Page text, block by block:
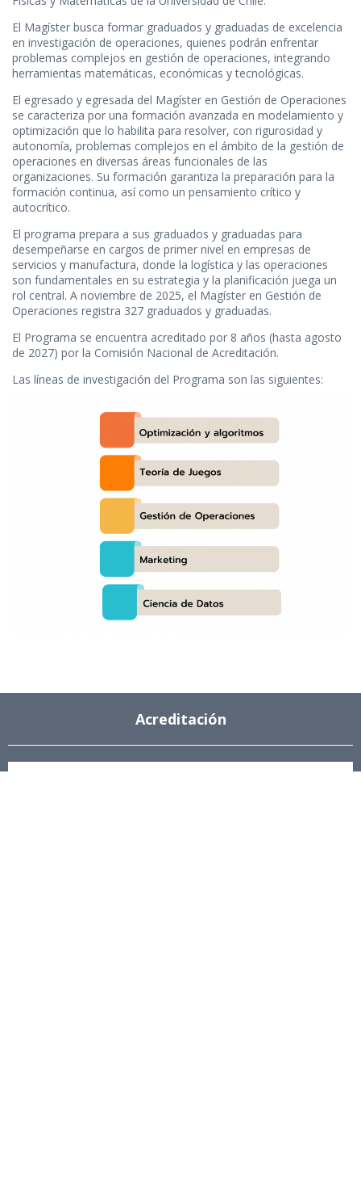
El Magíster busca formar graduados y graduadas de excelencia
en investigación de operaciones, quienes podrán enfrentar
problemas complejos en gestión de operaciones, integrando
herramientas matemáticas, económicas y tecnológicas.
El egresado y egresada del Magíster en Gestión de Operaciones
se caracteriza por una formación avanzada en modelamiento y
optimización que lo habilita para resolver, con rigurosidad y
autonomía, problemas complejos en el ámbito de la gestión de
operaciones en diversas áreas funcionales de las
organizaciones. Su formación garantiza la preparación para la
formación continua, así como un pensamiento crítico y
autocrítico.
El programa prepara a sus graduados y graduadas para
desempeñarse en cargos de primer nivel en empresas de
servicios y manufactura, donde la logística y las operaciones
son fundamentales en su estrategia y la planificación juega un
rol central. A noviembre de 2025, el Magíster en Gestión de
Operaciones registra 327 graduados y graduadas.
El Programa se encuentra acreditado por 8 años (hasta agosto
de 2027) por la Comisión Nacional de Acreditación.
Las líneas de investigación del Programa son las siguientes:
Acreditación